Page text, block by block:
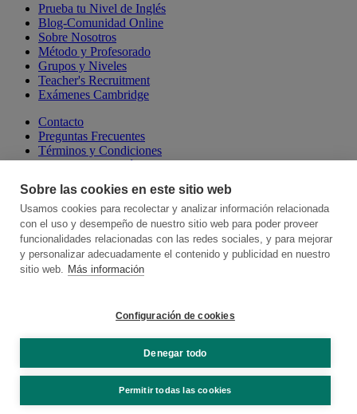
Prueba tu Nivel de Inglés
Blog-Comunidad Online
Sobre Nosotros
Método y Profesorado
Grupos y Niveles
Teacher's Recruitment
Exámenes Cambridge
Contacto
Preguntas Frecuentes
Términos y Condiciones
Aviso Legal y Política de Privacidad
Canal de Denuncias
Talking Online School
Cambridge Escuelas Presenciales
Hablamos, Spanish Language School
Somos miembros de:
Sobre las cookies en este sitio web
Usamos cookies para recolectar y analizar información relacionada
con el uso y desempeño de nuestro sitio web para poder proveer
funcionalidades relacionadas con las redes sociales, y para mejorar
y personalizar adecuadamente el contenido y publicidad en nuestro
sitio web. Más información
Configuración de cookies
Denegar todo
Permitir todas las cookies